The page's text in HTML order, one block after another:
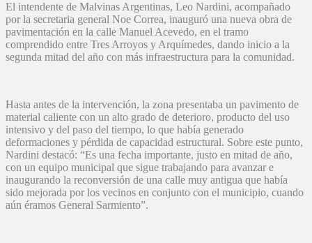
El intendente de Malvinas Argentinas, Leo Nardini, acompañado
por la secretaria general Noe Correa, inauguró una nueva obra de
pavimentación en la calle Manuel Acevedo, en el tramo
comprendido entre Tres Arroyos y Arquímedes, dando inicio a la
segunda mitad del año con más infraestructura para la comunidad.
Hasta antes de la intervención, la zona presentaba un pavimento de
material caliente con un alto grado de deterioro, producto del uso
intensivo y del paso del tiempo, lo que había generado
deformaciones y pérdida de capacidad estructural. Sobre este punto,
Nardini destacó: “Es una fecha importante, justo en mitad de año,
con un equipo municipal que sigue trabajando para avanzar e
inaugurando la reconversión de una calle muy antigua que había
sido mejorada por los vecinos en conjunto con el municipio, cuando
aún éramos General Sarmiento”.